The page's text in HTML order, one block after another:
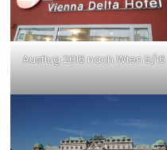
Ausflug 2016 nach Wien 5/16